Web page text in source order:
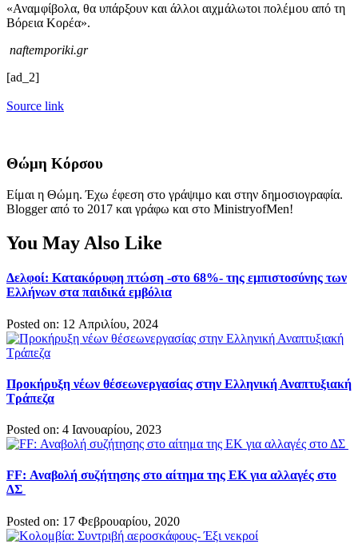
«Αναμφίβολα, θα υπάρξουν και άλλοι αιχμάλωτοι πολέμου από τη
Βόρεια Κορέα».
naftemporiki.gr
[ad_2]
Source link
Θώμη Κόρσου
Είμαι η Θώμη. Έχω έφεση στο γράψιμο και στην δημοσιογραφία.
Blogger από το 2017 και γράφω και στο MinistryofMen!
You May Also Like
Δελφοί: Κατακόρυφη πτώση -στο 68%- της εμπιστοσύνης των
Ελλήνων στα παιδικά εμβόλια
Posted on: 12 Απριλίου, 2024
Προκήρυξη νέων θέσεωνεργασίας στην Ελληνική Αναπτυξιακή
Τράπεζα
Posted on: 4 Ιανουαρίου, 2023
FF: Αναβολή συζήτησης στο αίτημα της ΕΚ για αλλαγές στο
ΔΣ
Posted on: 17 Φεβρουαρίου, 2020